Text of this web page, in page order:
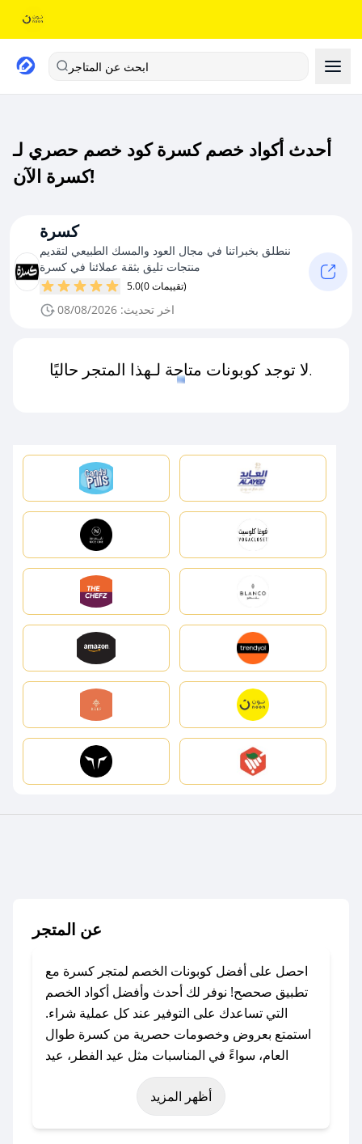
ابحث عن المتاجر
أحدث أكواد خصم كسرة كود خصم حصري لـ
كسرة الآن!
كسرة
ننطلق بخبراتنا في مجال العود والمسك الطبيعي لتقديم
منتجات تليق بثقة عملائنا في كسرة
5.0 (0 تقييمات)
اخر تحديث: 08/08/2026
لا توجد كوبونات متاحة لـهذا المتجر حاليًا.
عن المتجر
احصل على أفضل كوبونات الخصم لمتجر كسرة مع
تطبيق صحصح! نوفر لك أحدث وأفضل أكواد الخصم
التي تساعدك على التوفير عند كل عملية شراء.
استمتع بعروض وخصومات حصرية من كسرة طوال
العام، سواءً في المناسبات مثل عيد الفطر، عيد
الأضحى، الجمعة البيضاء (شهر نوفمبر)، رمضان،
اليوم الوطني، يوم التأسيس، أو حتى عروض خاصة
أظهر المزيد